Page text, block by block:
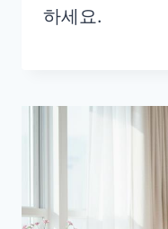
하세요.